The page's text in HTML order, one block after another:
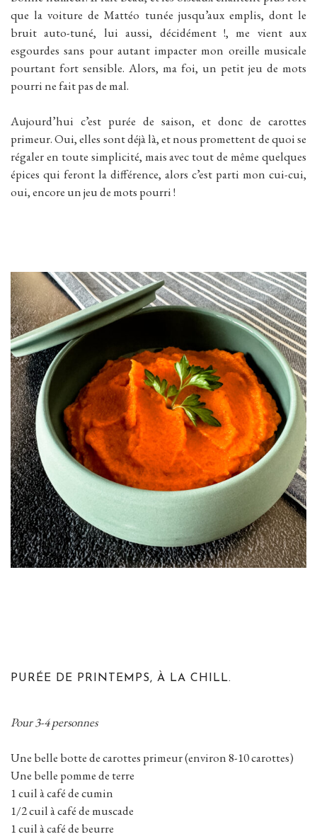
que la voiture de Mattéo tunée jusqu’aux emplis, dont le
bruit auto-tuné, lui aussi, décidément !, me vient aux
esgourdes sans pour autant impacter mon oreille musicale
pourtant fort sensible. Alors, ma foi, un petit jeu de mots
pourri ne fait pas de mal.
Aujourd’hui c’est purée de saison, et donc de carottes
primeur. Oui, elles sont déjà là, et nous promettent de quoi se
régaler en toute simplicité, mais avec tout de même quelques
épices qui feront la différence, alors c’est parti mon cui-cui,
oui, encore un jeu de mots pourri !
PURÉE DE PRINTEMPS, À LA CHILL.
Pour 3-4 personnes
Une belle botte de carottes primeur (environ 8-10 carottes)
Une belle pomme de terre
1 cuil à café de cumin
1/2 cuil à café de muscade
1 cuil à café de beurre